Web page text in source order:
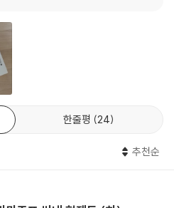
한줄평 24
추천순